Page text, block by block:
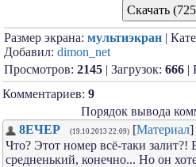
Скачать
Размер экрана: мультиэкран |
Добавил: dimon_net
Просмотров: 2145 | Загрузок: 666 |
Комментариев: 9
Порядок вывода
8ЕЧЕР
(19.10.2013 22:09) [Материал]
Что? Этот номер всё-таки залит?!
средненький, конечно... Но он